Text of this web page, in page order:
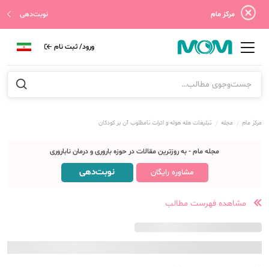
مرکز مام نوبت‌دهی
ورود/ ثبت نام
مرکز مام مجله تبلیغات هله‌ هوله‌ و اثرات نامطلوب آن بر کودکان
مجله مام - به روزترین مقالات در حوزه باروری و درمان ناباروری
مشاوره رایگان نوبت‌دهی
مشاهده فهرست مطالب